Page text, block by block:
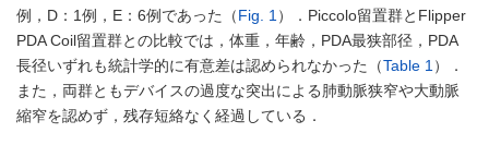
例，D：1例，E：6例であった（Fig. 1 ）．Piccolo留置群とFlipper
PDA Coil留置群との比較では，体重，年齢，PDA最狭部径，PDA
長径いずれも統計学的に有意差は認められなかった（Table 1 ）．
また，両群ともデバイスの過度な突出による肺動脈狭窄や大動脈
縮窄を認めず，残存短絡なく経過している．